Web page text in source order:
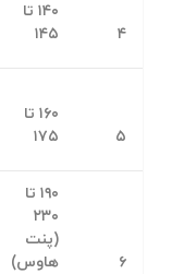
۱۴۰ تا
۱۴۵
۱۶۰ تا
۱۷۵
۱۹۰ تا
۲۳۰
(پنت
هاوس)